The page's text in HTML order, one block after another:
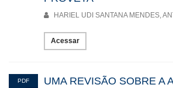
HARIEL UDI SANTANA MENDES,
Acessar
PDF
UMA REVISÃO SOBRE A